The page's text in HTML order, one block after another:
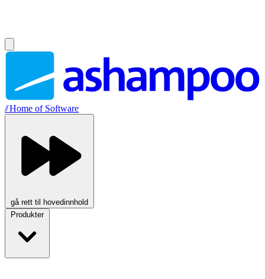
//Home of Software
gå rett til hovedinnhold
Produkter